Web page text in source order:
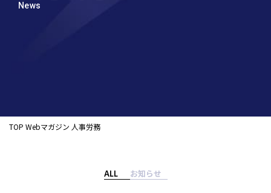
News
TOP Webマガジン 人事労務
ALL お知らせ